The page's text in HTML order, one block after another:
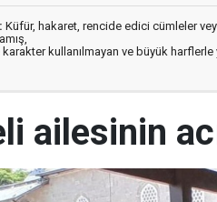
Küfür, hakaret, rencide edici cümleler
karakter kullanılmayan ve büyük harflerle
ailesinin